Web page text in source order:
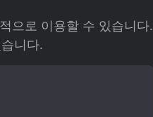
으로 이용할 수 있습니다.
니다.